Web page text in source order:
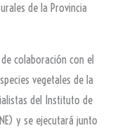
de la Provincia
colaboración con el
vegetales de la
del Instituto de
y se ejecutará junto